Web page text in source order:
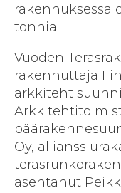
rakennuksessa
tonnia.
Vuoden
rakennuttaja
Oy,
asentanut